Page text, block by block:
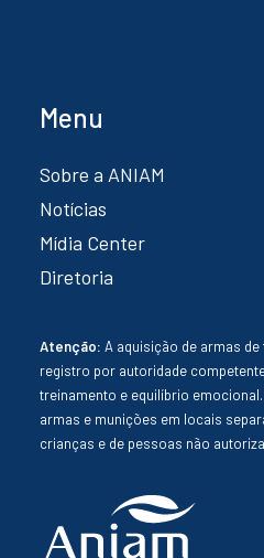
Menu
Sobre a ANIAM
Notícias
Mídia Center
Diretoria
Atenção: A aquisição de armas
registro por autoridade
treinamento e equilíbrio
armas e munições em locais
crianças e de pessoas não